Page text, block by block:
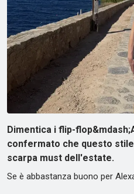
Dimentica i flip-
confermato che questo
scarpa must dell'estate.
Se è abbastanza buono per